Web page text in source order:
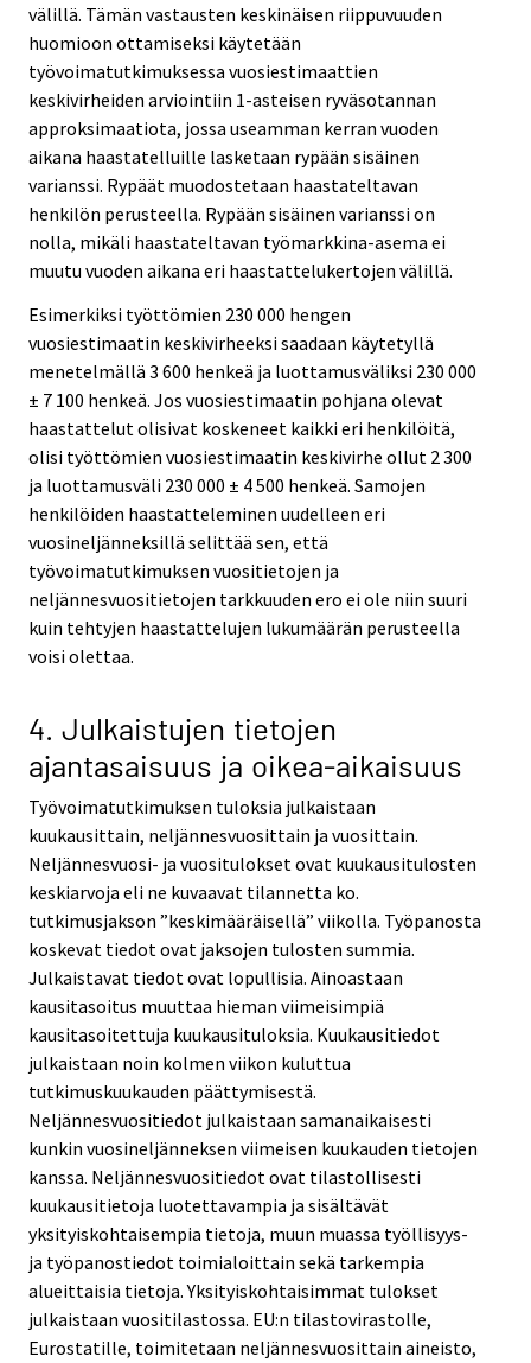
välillä. Tämän vastausten keskinäisen riippuvuuden
huomioon ottamiseksi käytetään
työvoimatutkimuksessa vuosiestimaattien
keskivirheiden arviointiin 1-asteisen ryväsotannan
approksimaatiota, jossa useamman kerran vuoden
aikana haastatelluille lasketaan rypään sisäinen
varianssi. Rypäät muodostetaan haastateltavan
henkilön perusteella. Rypään sisäinen varianssi on
nolla, mikäli haastateltavan työmarkkina-asema ei
muutu vuoden aikana eri haastattelukertojen välillä.
Esimerkiksi työttömien 230 000 hengen
vuosiestimaatin keskivirheeksi saadaan käytetyllä
menetelmällä 3 600 henkeä ja luottamusväliksi 230 000
± 7 100 henkeä. Jos vuosiestimaatin pohjana olevat
haastattelut olisivat koskeneet kaikki eri henkilöitä,
olisi työttömien vuosiestimaatin keskivirhe ollut 2 300
ja luottamusväli 230 000 ± 4 500 henkeä. Samojen
henkilöiden haastatteleminen uudelleen eri
vuosineljänneksillä selittää sen, että
työvoimatutkimuksen vuositietojen ja
neljännesvuositietojen tarkkuuden ero ei ole niin suuri
kuin tehtyjen haastattelujen lukumäärän perusteella
voisi olettaa.
4. Julkaistujen tietojen
ajantasaisuus ja oikea-aikaisuus
Työvoimatutkimuksen tuloksia julkaistaan
kuukausittain, neljännesvuosittain ja vuosittain.
Neljännesvuosi- ja vuositulokset ovat kuukausitulosten
keskiarvoja eli ne kuvaavat tilannetta ko.
tutkimusjakson ”keskimääräisellä” viikolla. Työpanosta
koskevat tiedot ovat jaksojen tulosten summia.
Julkaistavat tiedot ovat lopullisia. Ainoastaan
kausitasoitus muuttaa hieman viimeisimpiä
kausitasoitettuja kuukausituloksia. Kuukausitiedot
julkaistaan noin kolmen viikon kuluttua
tutkimuskuukauden päättymisestä.
Neljännesvuositiedot julkaistaan samanaikaisesti
kunkin vuosineljänneksen viimeisen kuukauden tietojen
kanssa. Neljännesvuositiedot ovat tilastollisesti
kuukausitietoja luotettavampia ja sisältävät
yksityiskohtaisempia tietoja, muun muassa työllisyys-
ja työpanostiedot toimialoittain sekä tarkempia
alueittaisia tietoja. Yksityiskohtaisimmat tulokset
julkaistaan vuositilastossa. EU:n tilastovirastolle,
Eurostatille, toimitetaan neljännesvuosittain aineisto,